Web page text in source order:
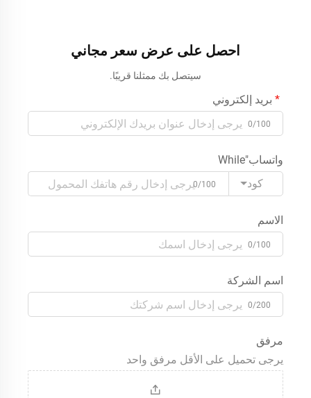
احصل على عرض سعر مجاني
سيتصل بك ممثلنا قريبًا.
بريد إلكتروني
0/100
واتساب"While
كود
0/100
الاسم
0/100
اسم الشركة
0/200
مرفق
يرجى تحميل على الأقل مرفق واحد